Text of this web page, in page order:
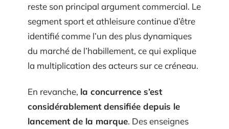
reste son principal argument commercial. Le
segment sport et athleisure continue d’être
identifié comme l’un des plus dynamiques
du marché de l’habillement, ce qui explique
la multiplication des acteurs sur ce créneau.
En revanche, la concurrence s’est
considérablement densifiée depuis le
lancement de la marque. Des enseignes